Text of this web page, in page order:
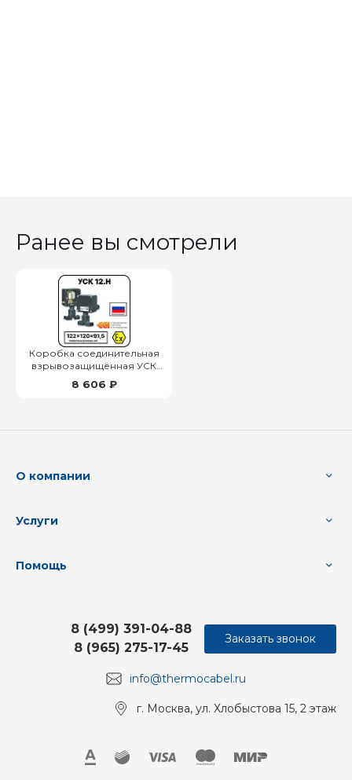
Ранее вы смотрели
Коробка соединительная
взрывозащищённая УСК
12.Н
8 606 ₽
О компании
Услуги
Помощь
info@thermocabel.ru
8 (499) 391-04-88
8 (965) 275-17-45
г. Москва, ул. Хлобыстова 15, 2 этаж
Заказать звонок